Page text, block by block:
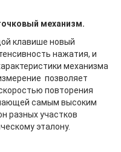
механизм.
клавише новый
нажатия, и
механизма
позволяет
повторения
самым высоким
разных участков
эталону.